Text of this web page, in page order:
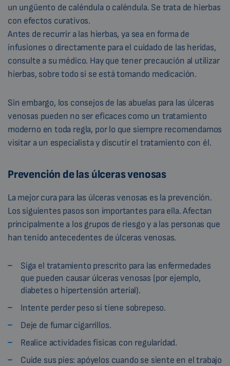
un ungüento de caléndula o caléndula. Se trata de hierbas
con efectos curativos.
Antes de recurrir a las hierbas, ya sea en forma de
infusiones o directamente para el cuidado de las heridas,
consulte a su médico. Hay que tener precaución al utilizar
hierbas, sobre todo si se está tomando medicación.
Sin embargo, los consejos de las abuelas para las úlceras
venosas pueden no ser eficaces como un tratamiento
moderno en toda regla, por lo que siempre recomendamos
visitar a un especialista y discutir el tratamiento con él.
Prevención de las úlceras venosas
La mejor cura para las úlceras venosas es la prevención.
Los siguientes pasos son importantes para ella. Afectan
principalmente a los grupos de riesgo y a las personas que
han tenido antecedentes de úlceras venosas.
Siga el tratamiento prescrito para las enfermedades
que pueden causar úlceras venosas (por ejemplo,
diabetes o hipertensión arterial).
Intente perder peso si tiene sobrepeso.
Deje de fumar cigarrillos.
Realice actividades físicas con regularidad.
Cuide sus pies: apóyelos cuando se siente en el trabajo